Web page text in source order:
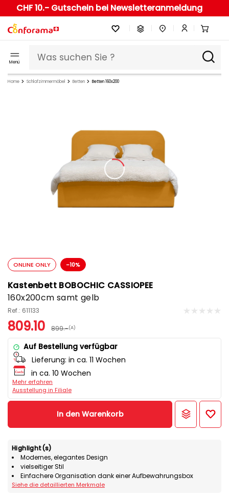
CHF 10.- Gutschein bei Newsletteranmeldung
Menü
Home Schlafzimmermöbel Betten Betten 160x200
ONLINE ONLY -10%
Kastenbett BOBOCHIC CASSIOPEE
160x200cm samt gelb
Ref.: 611133
809.10 899.-(A)
Auf Bestellung verfügbar
Lieferung: in ca. 11 Wochen
in ca. 10 Wochen
Mehr erfahren
Ausstellung in Filiale
In den Warenkorb
Highlight(s)
Modernes, elegantes Design
vielseitiger Stil
Einfachere Organisation dank einer Aufbewahrungsbox
Siehe die detaillierten Merkmale